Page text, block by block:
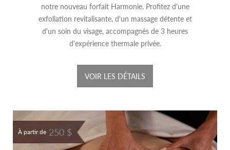
notre nouveau forfait Harmonie. Profitez d'une
exfoliation revitalisante, d'un massage détente et
d'un soin du visage, accompagnés de 3 heures
d'expérience thermale privée.
VOIR LES DÉTAILS
À partir de 250 $